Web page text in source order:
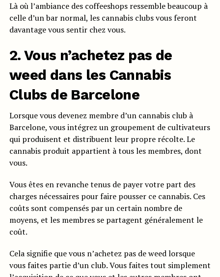
Là où l’ambiance des coffeeshops ressemble beaucoup à
celle d’un bar normal, les cannabis clubs vous feront
davantage vous sentir chez vous.
2. Vous n’achetez pas de
weed dans les Cannabis
Clubs de Barcelone
Lorsque vous devenez membre d’un cannabis club à
Barcelone, vous intégrez un groupement de cultivateurs
qui produisent et distribuent leur propre récolte. Le
cannabis produit appartient à tous les membres, dont
vous.
Vous êtes en revanche tenus de payer votre part des
charges nécessaires pour faire pousser ce cannabis. Ces
coûts sont compensés par un certain nombre de
moyens, et les membres se partagent généralement le
coût.
Cela signifie que vous n’achetez pas de weed lorsque
vous faites partie d’un club. Vous faites tout simplement